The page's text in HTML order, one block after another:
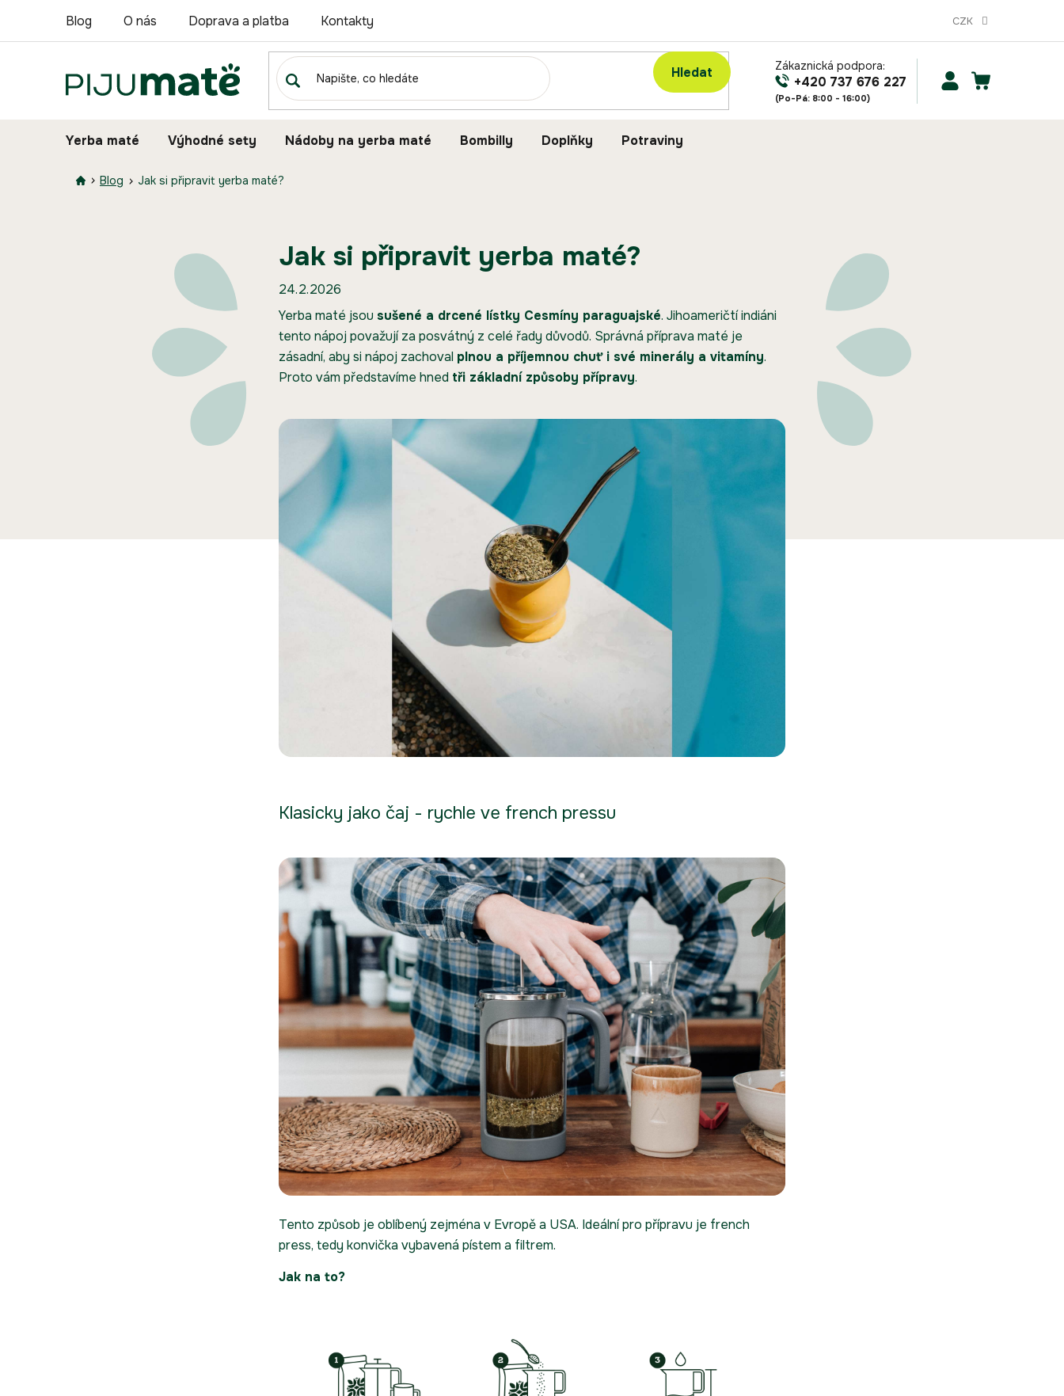
Blog O nás Doprava a platba Kontakty CZK
Hledat
NÁKUPNÍ
Zákaznická podpora:
+420 737 676 227
Yerba maté Výhodné sety Nádoby na yerba maté Bombilly Doplňky Potraviny
Blog Jak si připravit yerba maté?
Jak si připravit yerba maté?
24.2.2026
Yerba maté jsou sušené a drcené lístky Cesmíny paraguajské. Jihoameričtí indiáni
tento nápoj považují za posvátný z celé řady důvodů. Správná příprava maté je
zásadní, aby si nápoj zachoval plnou a příjemnou chuť i své minerály a vitamíny.
Proto vám představíme hned tři základní způsoby přípravy.
Klasicky jako čaj - rychle ve french pressu
Tento způsob je oblíbený zejména v Evropě a USA. Ideální pro přípravu je french
press, tedy konvička vybavená pístem a filtrem.
Jak na to?